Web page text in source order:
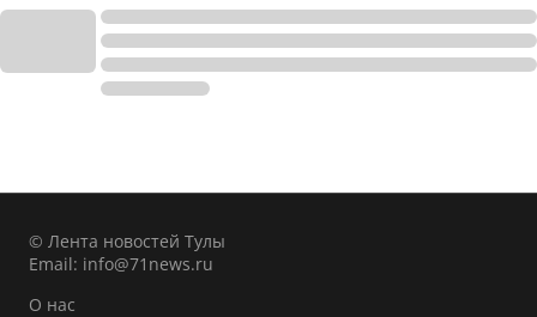
© Лента новостей Тулы
Email: info@71news.ru
О нас